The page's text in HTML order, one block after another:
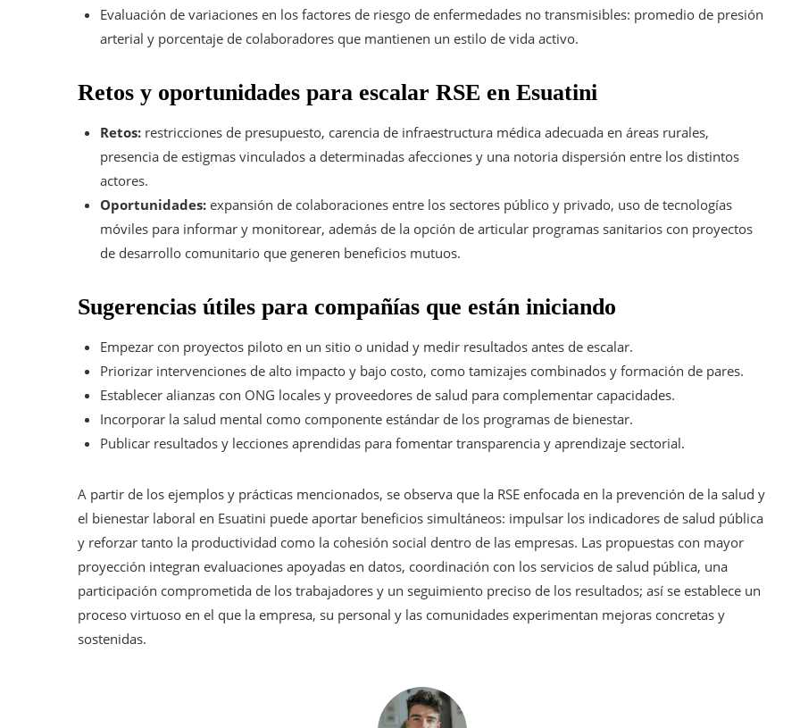
Evaluación de variaciones en los factores de riesgo de enfermedades no transmisibles: promedio de presión
arterial y porcentaje de colaboradores que mantienen un estilo de vida activo.
Retos y oportunidades para escalar RSE en Esuatini
Retos: restricciones de presupuesto, carencia de infraestructura médica adecuada en áreas rurales,
presencia de estigmas vinculados a determinadas afecciones y una notoria dispersión entre los distintos
actores.
Oportunidades: expansión de colaboraciones entre los sectores público y privado, uso de tecnologías
móviles para informar y monitorear, además de la opción de articular programas sanitarios con proyectos
de desarrollo comunitario que generen beneficios mutuos.
Sugerencias útiles para compañías que están iniciando
Empezar con proyectos piloto en un sitio o unidad y medir resultados antes de escalar.
Priorizar intervenciones de alto impacto y bajo costo, como tamizajes combinados y formación de pares.
Establecer alianzas con ONG locales y proveedores de salud para complementar capacidades.
Incorporar la salud mental como componente estándar de los programas de bienestar.
Publicar resultados y lecciones aprendidas para fomentar transparencia y aprendizaje sectorial.
A partir de los ejemplos y prácticas mencionados, se observa que la RSE enfocada en la prevención de la salud y
el bienestar laboral en Esuatini puede aportar beneficios simultáneos: impulsar los indicadores de salud pública
y reforzar tanto la productividad como la cohesión social dentro de las empresas. Las propuestas con mayor
proyección integran evaluaciones apoyadas en datos, coordinación con los servicios de salud pública, una
participación comprometida de los trabajadores y un seguimiento preciso de los resultados; así se establece un
proceso virtuoso en el que la empresa, su personal y las comunidades experimentan mejoras concretas y
sostenidas.